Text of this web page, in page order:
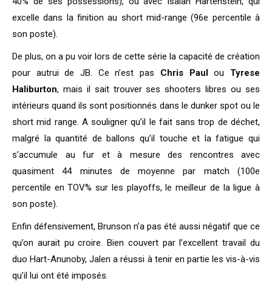
excelle dans la finition au short mid-range (96e percentile à
son poste).
De plus, on a pu voir lors de cette série la capacité de création
pour autrui de JB. Ce n’est pas Chris Paulou Tyrese
Haliburton, mais il sait trouver ses shooters libres ou ses
intérieurs quand ils sont positionnés dans le dunker spot ou le
short mid range. A souligner qu’il le fait sans trop de déchet,
malgré la quantité de ballons qu’il touche et la fatigue qui
s’accumule au fur et à mesure des rencontres avec
quasiment 44 minutes de moyenne par match (100e
percentile en TOV% sur les playoffs, le meilleur de la ligue à
son poste).
Enfin défensivement, Brunson n’a pas été aussi négatif que ce
qu’on aurait pu croire. Bien couvert par l’excellent travail du
duo Hart-Anunoby, Jalen a réussi à tenir en partie les vis-à-vis
qu’il lui ont été imposés.